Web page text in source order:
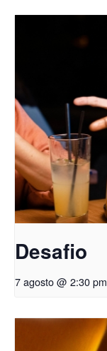
Desafio
7 agosto @ 2:30 pm